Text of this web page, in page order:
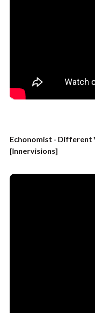
Echonomist - Different
[Innervisions]